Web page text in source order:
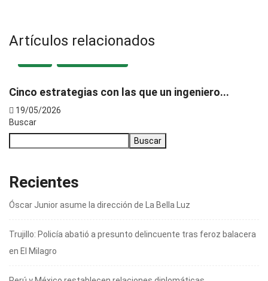
Artículos relacionados
Cinco estrategias con las que un ingeniero...
19/05/2026
Buscar
Buscar
Recientes
Óscar Junior asume la dirección de La Bella Luz
Trujillo: Policía abatió a presunto delincuente tras feroz balacera
en El Milagro